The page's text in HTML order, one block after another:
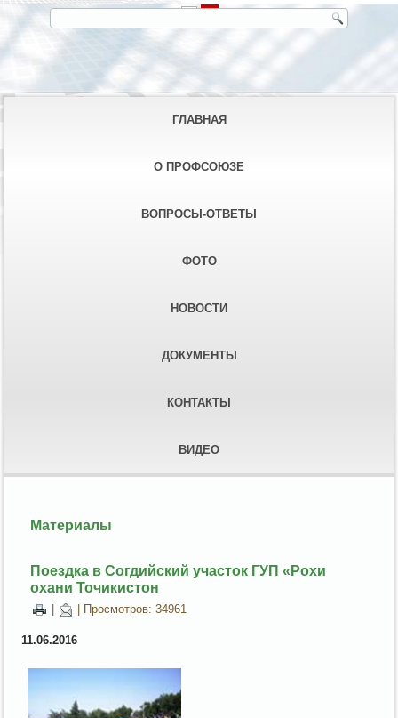
ГЛАВНАЯ
О ПРОФСОЮЗЕ
ВОПРОСЫ-ОТВЕТЫ
ФОТО
НОВОСТИ
ДОКУМЕНТЫ
КОНТАКТЫ
ВИДЕО
Материалы
Поездка в Согдийский участок ГУП «Рохи
охани Точикистон
| Просмотров: 34961
11.06.2016